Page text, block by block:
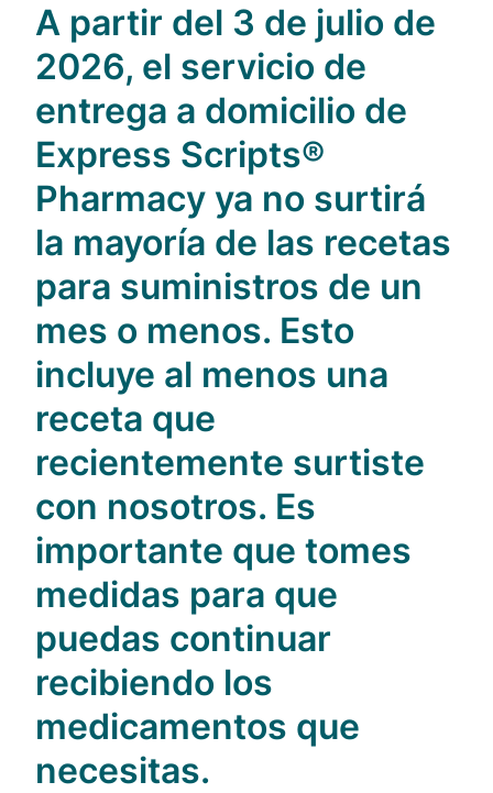
A partir del 3 de julio de
2026, el servicio de
entrega a domicilio de
Express Scripts®
Pharmacy ya no surtirá
la mayoría de las recetas
para suministros de un
mes o menos. Esto
incluye al menos una
receta que
recientemente surtiste
con nosotros. Es
importante que tomes
medidas para que
puedas continuar
recibiendo los
medicamentos que
necesitas.